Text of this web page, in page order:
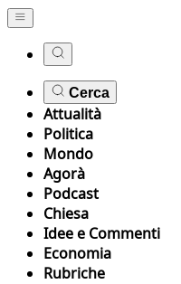
Cerca
Attualità
Politica
Mondo
Agorà
Podcast
Chiesa
Idee e Commenti
Economia
Rubriche